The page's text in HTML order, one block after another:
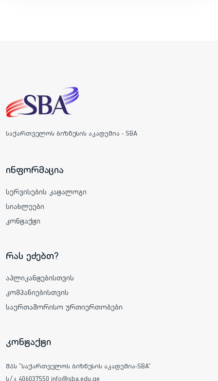
საქართველოს ბიზნესის აკადემია - SBA
ინფორმაცია
სერვისების კატალოგი
სიახლეები
კონტაქტი
რას ეძებთ?
აპლიკანტებისთვის
კომპანიებისთვის
საერთაშორისო ურთიერთობები
კონტაქტი
შპს "საქართველოს ბიზნესის აკადემია-SBA"
ს/კ 406037550 info@sba.edu.ge